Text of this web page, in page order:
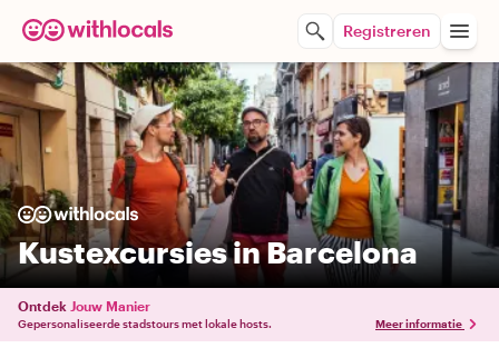
Registreren
Kustexcursies in Barcelona
Ontdek Jouw Manier
Gepersonaliseerde stadstours met lokale hosts. Meer informatie